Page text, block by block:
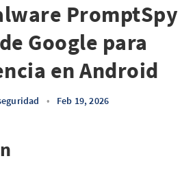
PromptSpy
Google para
en Android
• Feb 19, 2026